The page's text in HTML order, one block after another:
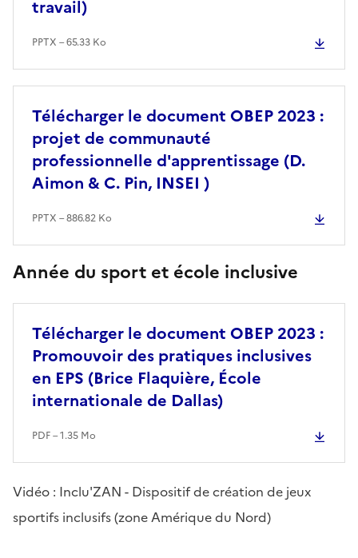
travail)
PPTX – 65.33 Ko
Télécharger le document OBEP 2023 :
projet de communauté
professionnelle d'apprentissage (D.
Aimon & C. Pin, INSEI )
PPTX – 886.82 Ko
Année du sport et école inclusive
Télécharger le document OBEP 2023 :
Promouvoir des pratiques inclusives
en EPS (Brice Flaquière, École
internationale de Dallas)
PDF – 1.35 Mo
Vidéo : Inclu'ZAN - Dispositif de création de jeux
sportifs inclusifs (zone Amérique du Nord)